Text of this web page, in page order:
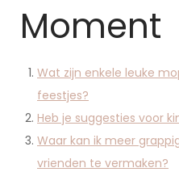
Moment
Wat zijn enkele leuke
feestjes?
Heb je suggesties voor
Waar kan ik meer
vrienden te vermaken?